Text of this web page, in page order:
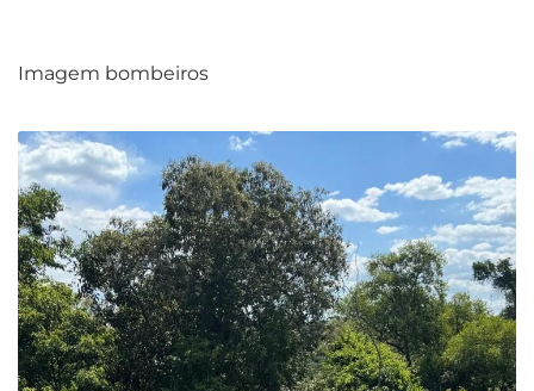
Imagem bombeiros